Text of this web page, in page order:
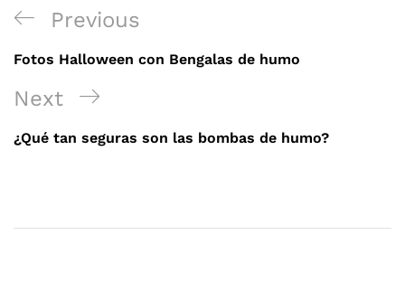
Navegación
de
entradas
Previous
Post
Previous
Fotos Halloween con Bengalas de humo
Next
Post
Next
¿Qué tan seguras son las bombas de humo?